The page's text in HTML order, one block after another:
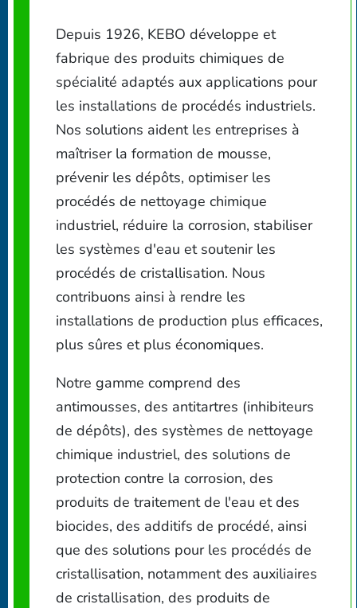
Depuis 1926, KEBO développe et
fabrique des produits chimiques de
spécialité adaptés aux applications pour
les installations de procédés industriels.
Nos solutions aident les entreprises à
maîtriser la formation de mousse,
prévenir les dépôts, optimiser les
procédés de nettoyage chimique
industriel, réduire la corrosion, stabiliser
les systèmes d'eau et soutenir les
procédés de cristallisation. Nous
contribuons ainsi à rendre les
installations de production plus efficaces,
plus sûres et plus économiques.
Notre gamme comprend des
antimousses, des antitartres (inhibiteurs
de dépôts), des systèmes de nettoyage
chimique industriel, des solutions de
protection contre la corrosion, des
produits de traitement de l'eau et des
biocides, des additifs de procédé, ainsi
que des solutions pour les procédés de
cristallisation, notamment des auxiliaires
de cristallisation, des produits de